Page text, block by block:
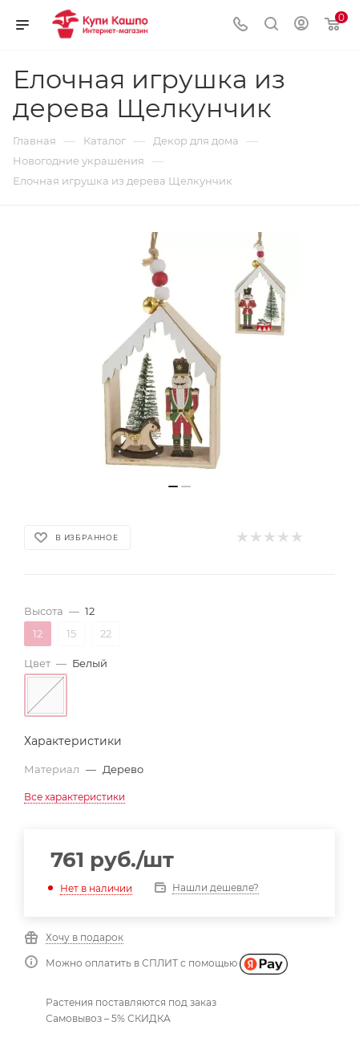
0
Елочная игрушка из
дерева Щелкунчик
Главная — Каталог — Декор для дома —
Новогодние украшения —
Елочная игрушка из дерева Щелкунчик
В ИЗБРАННОЕ
Высота — 12
12
15 22
Цвет — Белый
Характеристики
Материал — Дерево
Все характеристики
761 руб./шт
Нет в наличии Нашли дешевле?
Хочу в подарок
Можно оплатить в СПЛИТ с помощью
Растения поставляются под заказ
Самовывоз – 5% СКИДКА